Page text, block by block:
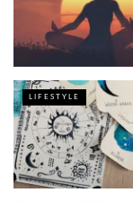
LIFESTYLE